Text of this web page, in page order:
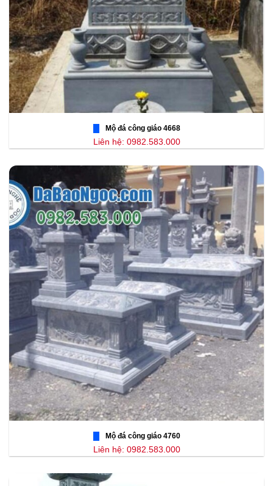
Mộ đá công giáo 4668
Liên hệ: 0982.583.000
Mộ đá công giáo 4760
Liên hệ: 0982.583.000